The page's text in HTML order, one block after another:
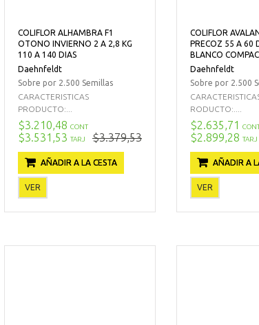
COLIFLOR ALHAMBRA F1
OTONO INVIERNO 2 A 2,8 KG
110 A 140 DIAS
Daehnfeldt
Sobre por 2.500 Semillas
CARACTERISTICAS
PRODUCTO:...
$3.210,48 CONT
$3.531,53 TARJ $3.379,53
AÑADIR A LA CESTA
VER
COLIFLOR
PRECOZ 55 A 60
BLANCO
Daehnfeldt
Sobre por 2.500
RODUCTO:....
$2.635,71
$2.899,28 TARJ
AÑADIR A
VER